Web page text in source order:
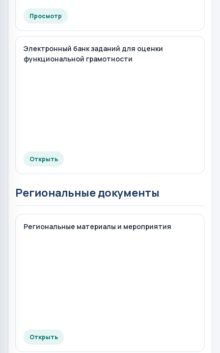
Просмотр
Электронный банк заданий для оценки
функциональной грамотности
Открыть
Региональные документы
Региональные материалы и мероприятия
Открыть